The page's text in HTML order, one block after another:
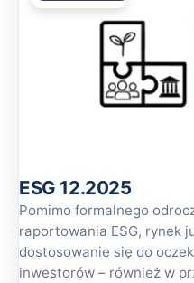
ESG 12.2025
Pomimo formalnego
raportowania ESG, rynek
dostosowanie się do
inwestorów – również w